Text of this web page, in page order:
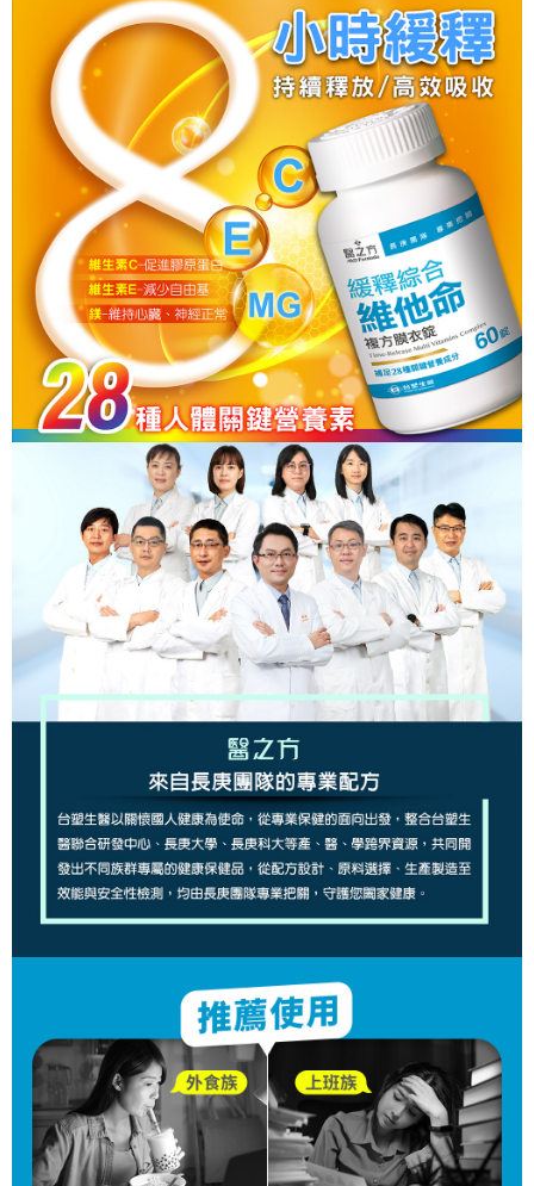
3.實際核准額度、可分期數及費用金額請依後續交易確認頁面所載為準。
4.訂單成立30分鐘內，如未前往確認交易或遇審核未通過，訂單將自動取
消。如遇「轉專審核」未通過狀況，表示未達大哥付你分期系統評分，恕無
法說明評估內容。
【繳款方式說明】
1.分期款項不併入電信帳單，「大哥付你分期」於每月結算日後寄送繳費提
醒簡訊。
2.透過簡訊連結打開帳單後，可選擇「超商條碼／台灣大直營門市／銀行轉
帳／街口支付／iPASS MONEY」等通路繳費。
【注意事項】
1.本服務係由「台灣大哥大股份有限公司」（以下簡稱本公司）所提供，讓
用戶於交易時，得透過本服務購買商品或服務，並由商店將買賣／分期付款
買賣價金債權讓與本公司後，依約使用本公司帳單繳交帳款。
2.基於同意付款使用「大哥付你分期」之契約關係目的，商店將以您的個人
資料（包含姓名、電話或地址）提供予台灣大哥大進項蒐集、處理及利用，
由本公司與您本人進行分期帳單所需資料之確認、核對及更正。
3.完整用戶服務條款，請詳閱以下連結：
https://oppay.tw/userRule
AFTEE先享後付是「在收到商品之後才付款」的支付方式。 讓您購物簡單
便利好安心！
１．簡單：不需註冊會員、不需綁卡、不需儲值。
２．便利：只要手機號碼，簡訊認證，即可結帳。
３．安心：先確認商品／服務後，再付款。
【「AFTEE先享後付」結帳流程】
１．於結帳方式選擇「AFTEE先享後付」後，將跳轉至「AFTEE先享後付」
結帳頁面，進行簡訊認證並確認金額後，即可完成結帳。
２．訂單成立數日內，您將收到繳費通知簡訊。
３．收到繳費通知簡訊後14天內，點擊此簡訊中的連結，可透過四大超商／
ATM／網路銀行／等多元方式進行付款，方視為交易完成。
※ 請注意：結帳手續完成當下不需立刻繳費，但若您需要取消訂單，請聯絡
購買商品的店家。未經商家同意取消之訂單仍視為有效，需透過AFTEE先享
後付繳納相關費用。
※ 交易是否成功請以「AFTEE先享後付 」之結帳頁面顯示為準，若有關於
是否繳費成功／繳費後需取消欲退款等相關疑問，請聯繫「AFTEE先享後付
客戶支援中心」https://netprotections.freshdesk.com/support/home
【注意事項】
１．透過由恩沛科技股份有限公司提供之「AFTEE先享後付」服務完成之交
易，需依本服務之必要範圍內提供個人資料，並將交易相關給付款項請求債
權轉讓予恩沛科技股份有限公司。
２．關於個人資料處理事宜，請瀏覽以下網址：
https://aftee.tw/terms/#terms3
３．未成年的使用者請事先徵得法定代理人或監護人之同意方可使用
「AFTEE先享後付」，若未經同意申辦者引起之損失，本公司不負相關責
４．使用「AFTEE先享後付」時，將依據個別帳號之用戶狀況，依本公司即
時審查核予不同之上限額度；若仍有額度不足之情形，本公司將視審查結果
請求用戶進行身份認證。
５．嚴禁一人註冊多個帳號或使用他人資訊註冊。若發現惡意使用之情形，
恩沛科技股份有限公司將有權停止該用戶之使用額度並採取法律行動。
相關說明
「Hami Point」為中華電信所提供之點數服務，可於會員專區綁定中華電信
會員帳號後，即可在購物車使用 Hami Point 折抵消費金額 (1點等於1元)。
ATM付款
貨到付款
運送方式
全家取貨付款
每筆NT$90，滿NT$1,000(含以上)免運費
付款後全家取貨
每筆NT$90，滿NT$1,000(含以上)免運費
萊爾富取貨付款
每筆NT$90，滿NT$1,000(含以上)免運費
付款後萊爾富取貨
每筆NT$90，滿NT$1,000(含以上)免運費
7-11取貨付款
每筆NT$90，滿NT$1,000(含以上)免運費
付款後7-11取貨
每筆NT$90，滿NT$1,000(含以上)免運費
每筆NT$90，滿NT$1,000(含以上)免運費
每筆NT$90，滿NT$1,000(含以上)免運費